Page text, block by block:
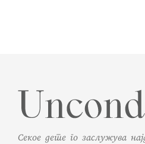
Секое дете го заслужува